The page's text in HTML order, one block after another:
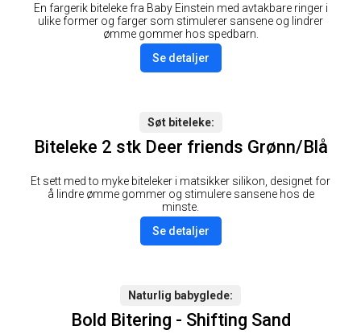
En fargerik biteleke fra Baby Einstein med avtakbare ringer i
ulike former og farger som stimulerer sansene og lindrer
ømme gommer hos spedbarn.
Se detaljer
Søt biteleke
Biteleke 2 stk Deer friends Grønn/Blå
Et sett med to myke biteleker i matsikker silikon, designet for
å lindre ømme gommer og stimulere sansene hos de
minste.
Se detaljer
Naturlig babyglede
Bold Bitering - Shifting Sand